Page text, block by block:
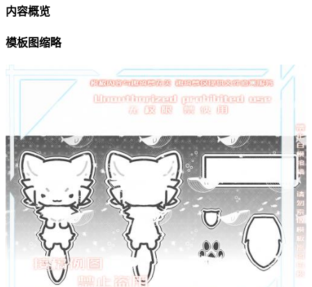
内容概览
模板图缩略